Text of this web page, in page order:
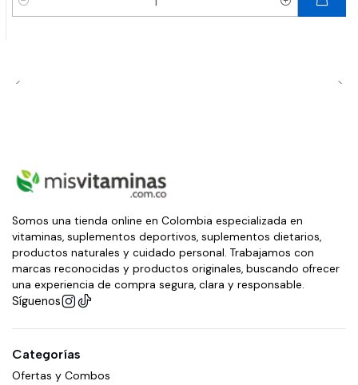
Cantidad
Somos una tienda online en Colombia especializada en
vitaminas, suplementos deportivos, suplementos dietarios,
productos naturales y cuidado personal. Trabajamos con
marcas reconocidas y productos originales, buscando ofrecer
una experiencia de compra segura, clara y responsable.
Síguenos
Categorías
Ofertas y Combos